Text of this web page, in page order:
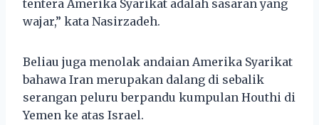
tentera Amerika Syarikat adalah sasaran yang
wajar,” kata Nasirzadeh.
Beliau juga menolak andaian Amerika Syarikat
bahawa Iran merupakan dalang di sebalik
serangan peluru berpandu kumpulan Houthi di
Yemen ke atas Israel.